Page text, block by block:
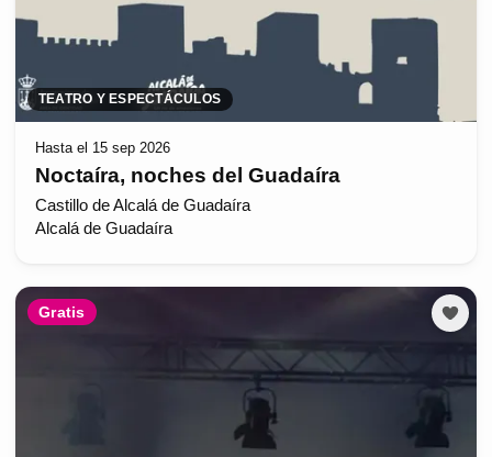
TEATRO Y ESPECTÁCULOS
Hasta el 15 sep 2026
Noctaíra, noches del Guadaíra
Castillo de Alcalá de Guadaíra
Alcalá de Guadaíra
Gratis